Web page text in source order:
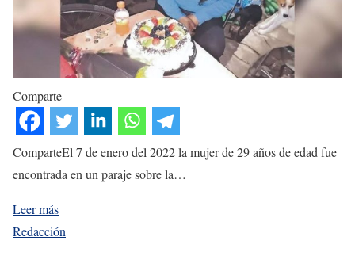
Comparte
ComparteEl 7 de enero del 2022 la mujer de 29 años de edad fue
encontrada en un paraje sobre la…
Leer más
Redacción